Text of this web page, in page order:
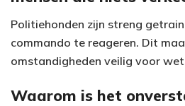
Politiehonden zijn streng
commando te reageren. Dit
omstandigheden veilig voor
Waarom is het